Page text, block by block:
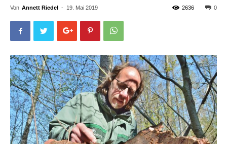
Von Annett Riedel - 19. Mai 2019 0
2636